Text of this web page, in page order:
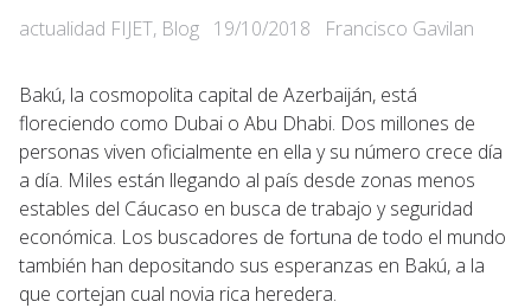
Categories
actualidad FIJET, Blog Posted
19/10/2018 Francisco Gavilan
Bakú, la cosmopolita capital de Azerbaiján, está
floreciendo como Dubai o Abu Dhabi. Dos millones de
personas viven oficialmente en ella y su número crece día
a día. Miles están llegando al país desde zonas menos
estables del Cáucaso en busca de trabajo y seguridad
económica. Los buscadores de fortuna de todo el mundo
también han depositando sus esperanzas en Bakú, a la
que cortejan cual novia rica heredera.